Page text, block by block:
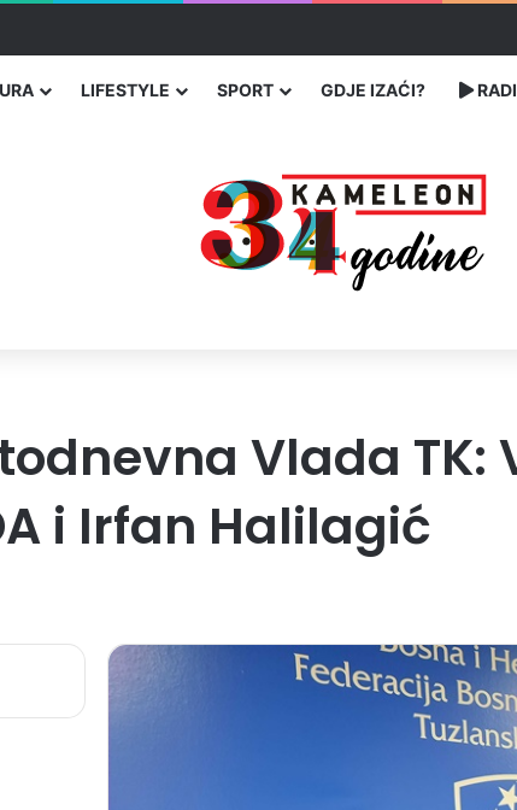
krijumčarenja migranata preko BiH i Balkana
LIFESTYLE SPORT GDJE IZAĆI?
Vlada TK:
i Irfan Halilagić